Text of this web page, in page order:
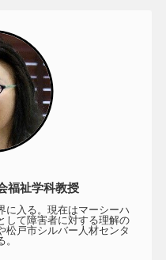
福祉学科教授
に入る。現在はマーシーハ
して障害者に対する理解の
松戸市シルバー人材センタ